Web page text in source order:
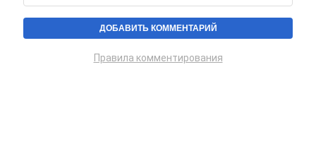
Правила комментирования